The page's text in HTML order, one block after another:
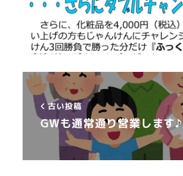
古い投稿
GWも通常通り営業します♪